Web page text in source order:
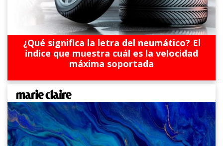
¿Qué significa la letra del neumático? El
índice que muestra cuál es la velocidad
máxima soportada